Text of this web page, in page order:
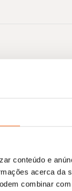
conteúdo e
acerca
combinar